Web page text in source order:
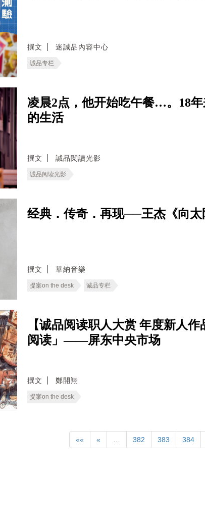
撰文 迷誠品內容中心
诚品专栏
凌晨2点，他开始吃午餐…。18
的生活
撰文 誠品閱讀光影
诚品阅读光影
经典．传奇．再现──王杰《向太
撰文 華納音樂
提案on the desk 诚品专栏
【诚品阅读职人大赏 年度新人
阅读」——屏东中央市场
撰文 鄭開翔
提案on the desk
«« « … 382 383 384